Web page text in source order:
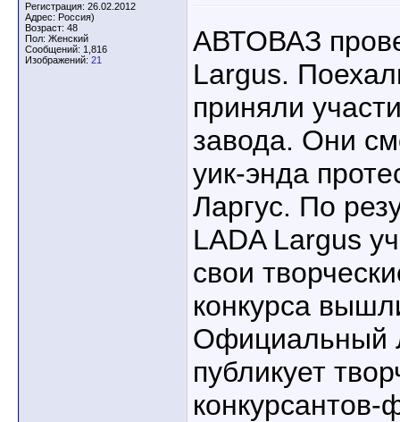
Регистрация: 26.02.2012
Адрес: Россия)
Возраст: 48
Пол: Женский
Сообщений: 1,816
Изображений: 21
АВТОВАЗ
Largus.
приняли
завода. Они
уик-энда
Ларгус. По
LADA Largus
свои
конкурса
Официальный
публикует
конкурсантов-